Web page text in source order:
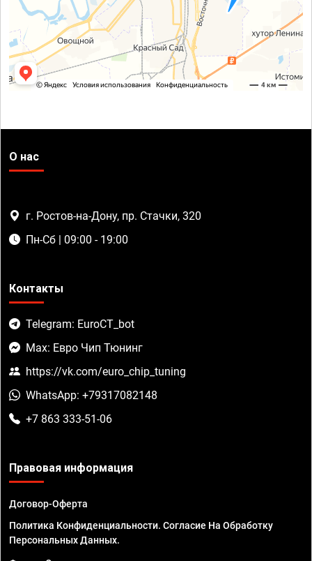
О нас
г. Ростов-на-Дону, пр. Стачки, 320
Пн-Сб | 09:00 - 19:00
Контакты
Telegram: EuroCT_bot
Max: Евро Чип Тюнинг
https://vk.com/euro_chip_tuning
WhatsApp: +79317082148
+7 863 333-51-06
Правовая информация
Договор-Оферта
Политика Конфиденциальности. Согласие На Обработку
Персональных Данных.